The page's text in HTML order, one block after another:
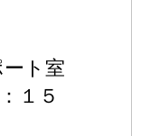
ト室
１５